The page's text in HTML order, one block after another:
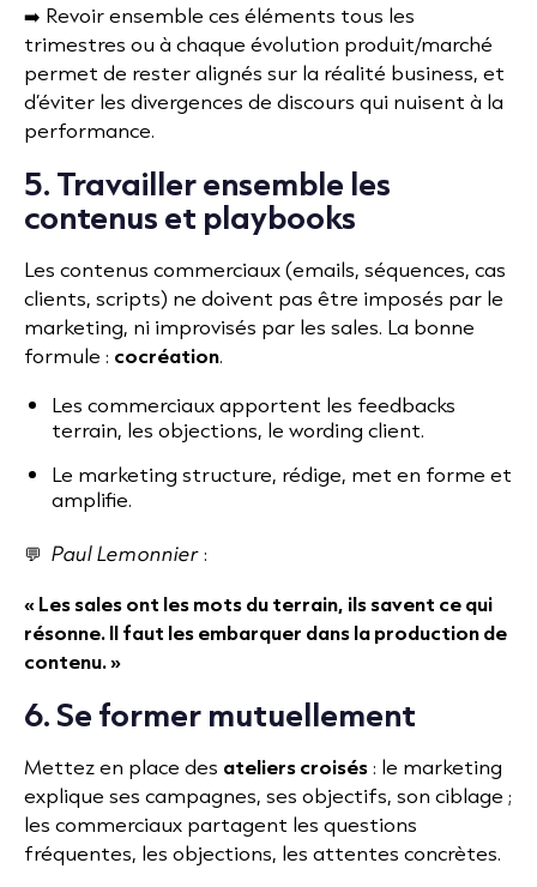
➡️ Revoir ensemble ces éléments tous les
trimestres ou à chaque évolution produit/marché
permet de rester alignés sur la réalité business, et
d’éviter les divergences de discours qui nuisent à la
performance.
5. Travailler ensemble les
contenus et playbooks
Les contenus commerciaux (emails, séquences, cas
clients, scripts) ne doivent pas être imposés par le
marketing, ni improvisés par les sales. La bonne
formule : cocréation.
Les commerciaux apportent les feedbacks
terrain, les objections, le wording client.
Le marketing structure, rédige, met en forme et
amplifie.
💬 Paul Lemonnier:
« Les sales ont les mots du terrain, ils savent ce qui
résonne. Il faut les embarquer dans la production de
contenu. »
6. Se former mutuellement
Mettez en place des ateliers croisés: le marketing
explique ses campagnes, ses objectifs, son ciblage ;
les commerciaux partagent les questions
fréquentes, les objections, les attentes concrètes.